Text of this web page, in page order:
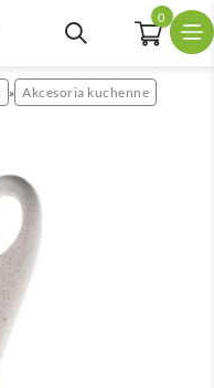
0
» Akcesoria kuchenne